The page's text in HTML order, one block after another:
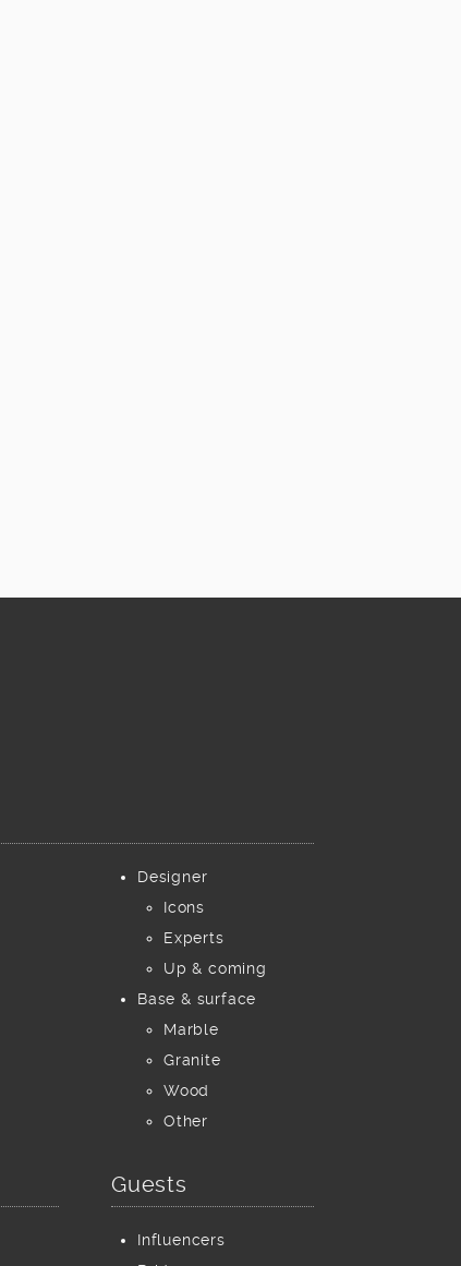
Designer
Icons
Experts
Up & coming
Base & surface
Marble
Granite
Wood
Other
Guests
Influencers